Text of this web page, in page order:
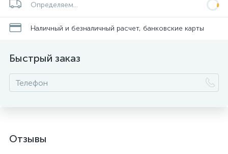
Определяем...
Наличный и безналичный расчет, банковские карты
Быстрый заказ
Отзывы